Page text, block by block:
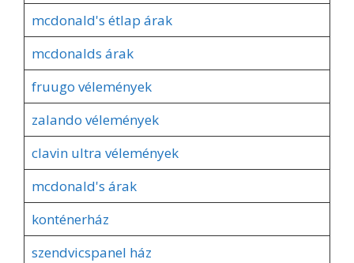
mcdonald's étlap árak
mcdonalds árak
fruugo vélemények
zalando vélemények
clavin ultra vélemények
mcdonald's árak
konténerház
szendvicspanel ház